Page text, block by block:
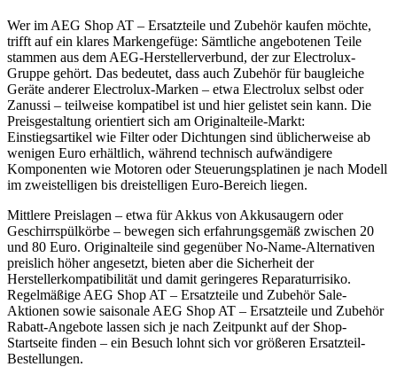
Wer im AEG Shop AT – Ersatzteile und Zubehör kaufen möchte,
trifft auf ein klares Markengefüge: Sämtliche angebotenen Teile
stammen aus dem AEG-Herstellerverbund, der zur Electrolux-
Gruppe gehört. Das bedeutet, dass auch Zubehör für baugleiche
Geräte anderer Electrolux-Marken – etwa Electrolux selbst oder
Zanussi – teilweise kompatibel ist und hier gelistet sein kann. Die
Preisgestaltung orientiert sich am Originalteile-Markt:
Einstiegsartikel wie Filter oder Dichtungen sind üblicherweise ab
wenigen Euro erhältlich, während technisch aufwändigere
Komponenten wie Motoren oder Steuerungsplatinen je nach Modell
im zweistelligen bis dreistelligen Euro-Bereich liegen.
Mittlere Preislagen – etwa für Akkus von Akkusaugern oder
Geschirrspülkörbe – bewegen sich erfahrungsgemäß zwischen 20
und 80 Euro. Originalteile sind gegenüber No-Name-Alternativen
preislich höher angesetzt, bieten aber die Sicherheit der
Herstellerkompatibilität und damit geringeres Reparaturrisiko.
Regelmäßige AEG Shop AT – Ersatzteile und Zubehör Sale-
Aktionen sowie saisonale AEG Shop AT – Ersatzteile und Zubehör
Rabatt-Angebote lassen sich je nach Zeitpunkt auf der Shop-
Startseite finden – ein Besuch lohnt sich vor größeren Ersatzteil-
Bestellungen.